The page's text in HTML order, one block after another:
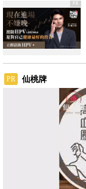
PR
PR 仙桃牌